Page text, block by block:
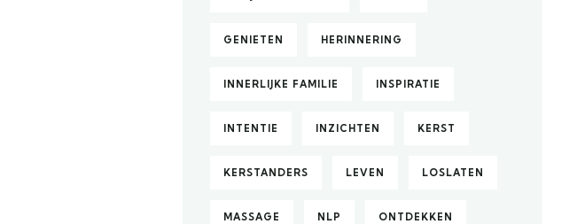
GENIETEN HERINNERING
INNERLIJKE FAMILIE INSPIRATIE
INTENTIE INZICHTEN KERST
KERSTANDERS LEVEN LOSLATEN
MASSAGE NLP ONTDEKKEN